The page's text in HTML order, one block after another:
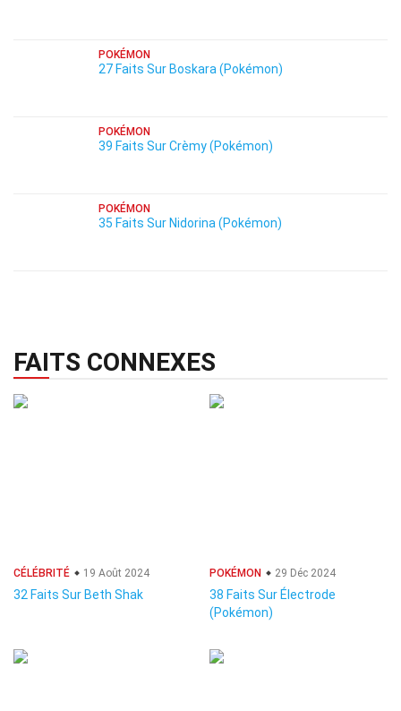
POKÉMON
27 Faits Sur Boskara (Pokémon)
POKÉMON
39 Faits Sur Crèmy (Pokémon)
POKÉMON
35 Faits Sur Nidorina (Pokémon)
FAITS CONNEXES
CÉLÉBRITÉ 19 Août 2024
32 Faits Sur Beth Shak
POKÉMON 29 Déc 2024
38 Faits Sur Électrode
(Pokémon)